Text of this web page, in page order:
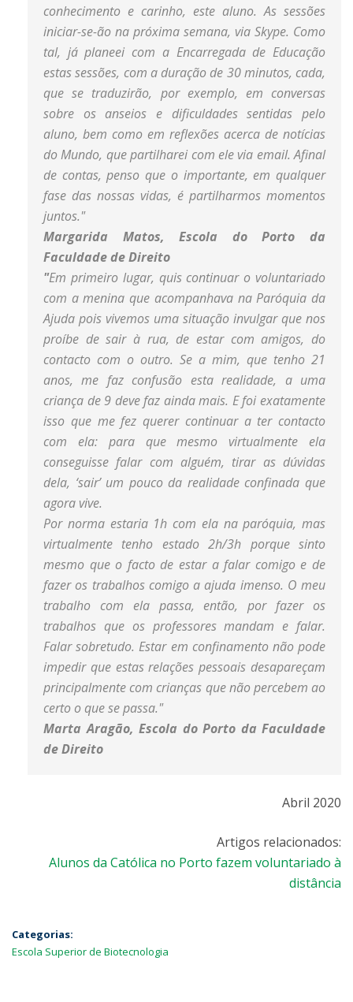
conhecimento e carinho, este aluno. As sessões
iniciar-se-ão na próxima semana, via Skype. Como
tal, já planeei com a Encarregada de Educação
estas sessões, com a duração de 30 minutos, cada,
que se traduzirão, por exemplo, em conversas
sobre os anseios e dificuldades sentidas pelo
aluno, bem como em reflexões acerca de notícias
do Mundo, que partilharei com ele via email. Afinal
de contas, penso que o importante, em qualquer
fase das nossas vidas, é partilharmos momentos
juntos."
Margarida Matos, Escola do Porto da
Faculdade de Direito
"Em primeiro lugar, quis continuar o voluntariado
com a menina que acompanhava na Paróquia da
Ajuda pois vivemos uma situação invulgar que nos
proíbe de sair à rua, de estar com amigos, do
contacto com o outro. Se a mim, que tenho 21
anos, me faz confusão esta realidade, a uma
criança de 9 deve faz ainda mais. E foi exatamente
isso que me fez querer continuar a ter contacto
com ela: para que mesmo virtualmente ela
conseguisse falar com alguém, tirar as dúvidas
dela, ‘sair’ um pouco da realidade confinada que
agora vive.
Por norma estaria 1h com ela na paróquia, mas
virtualmente tenho estado 2h/3h porque sinto
mesmo que o facto de estar a falar comigo e de
fazer os trabalhos comigo a ajuda imenso. O meu
trabalho com ela passa, então, por fazer os
trabalhos que os professores mandam e falar.
Falar sobretudo. Estar em confinamento não pode
impedir que estas relações pessoais desapareçam
principalmente com crianças que não percebem ao
certo o que se passa."
Marta Aragão, Escola do Porto da Faculdade
de Direito
Abril 2020
Artigos relacionados:
Alunos da Católica no Porto fazem voluntariado à
distância
Categorias:
Escola Superior de Biotecnologia